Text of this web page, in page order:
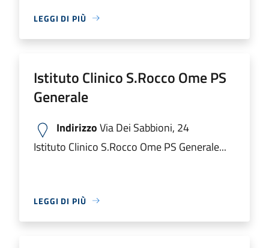
LEGGI DI PIÙ
Istituto Clinico S.Rocco Ome PS
Generale
IndirizzoVia Dei Sabbioni, 24
Istituto Clinico S.Rocco Ome PS Generale...
LEGGI DI PIÙ